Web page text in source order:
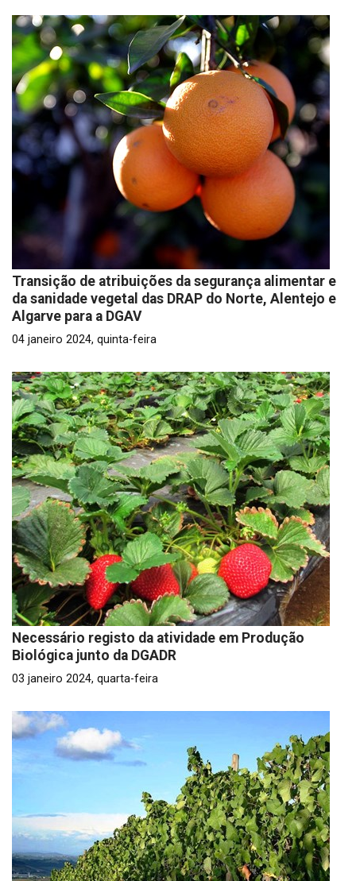
Transição de atribuições da segurança alimentar e
da sanidade vegetal das DRAP do Norte, Alentejo e
Algarve para a DGAV
04 janeiro 2024, quinta-feira
Necessário registo da atividade em Produção
Biológica junto da DGADR
03 janeiro 2024, quarta-feira